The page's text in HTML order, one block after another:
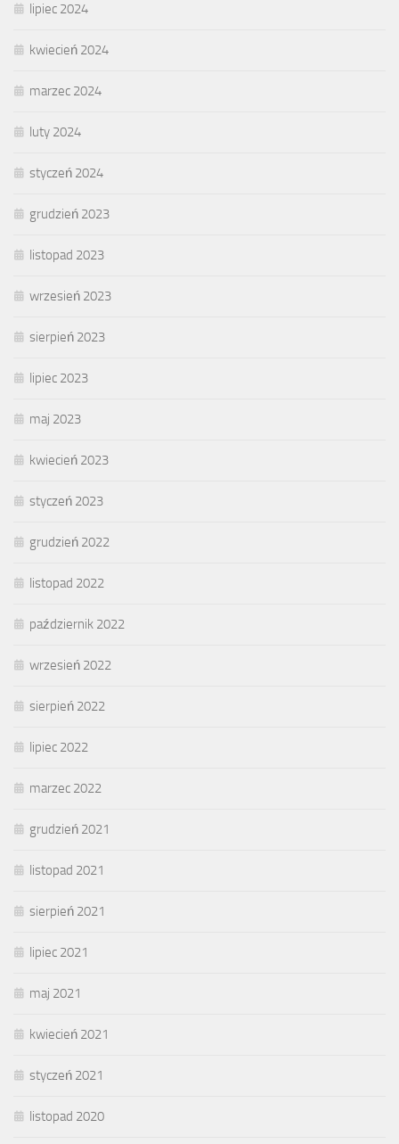
lipiec 2024
kwiecień 2024
marzec 2024
luty 2024
styczeń 2024
grudzień 2023
listopad 2023
wrzesień 2023
sierpień 2023
lipiec 2023
maj 2023
kwiecień 2023
styczeń 2023
grudzień 2022
listopad 2022
październik 2022
wrzesień 2022
sierpień 2022
lipiec 2022
marzec 2022
grudzień 2021
listopad 2021
sierpień 2021
lipiec 2021
maj 2021
kwiecień 2021
styczeń 2021
listopad 2020